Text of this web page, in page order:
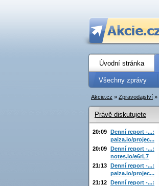
Úvodní stránka
Všechny zprávy
Akcie.cz » Zpravodajství »
Právě diskutujete
20:09 Denní report -...:
paiza.io/projec...
20:09 Denní report -...:
notes.io/e6rL7
21:13 Denní report -...:
paiza.io/projec...
21:12 Denní report -...: